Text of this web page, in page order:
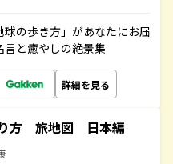
の歩き方」があなたにお届
言と癒やしの絶景集
詳細を見る
方 旅地図 日本編